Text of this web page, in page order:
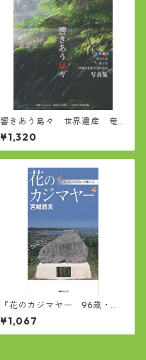
響きあう島々 世界遺産 奄
美大島、徳之島、沖縄島北部
及び西表島 写真集
¥1,320
『花のカジマヤー 96歳・泣
き笑いの独り言』
¥1,067